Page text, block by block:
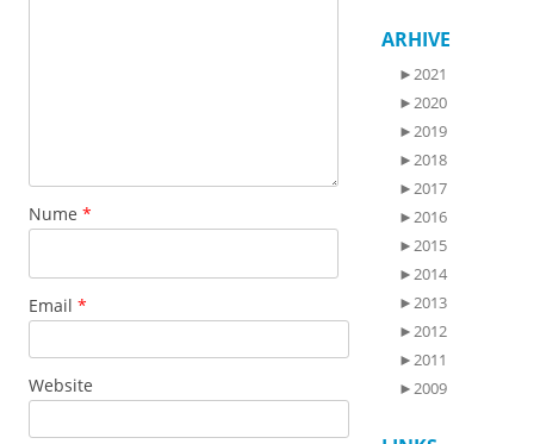
Nume *
Email *
Website
ARHIVE
►2021
►2020
►2019
►2018
►2017
►2016
►2015
►2014
►2013
►2012
►2011
►2009